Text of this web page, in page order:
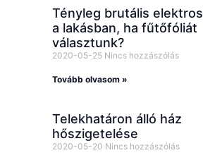
Tényleg brutális
a lakásban, ha fűtőfóliát
választunk?
2020-05-25 Nincs hozzászólás
Tovább olvasom »
Telekhatáron álló ház
hőszigetelése
2020-05-20 Nincs hozzászólás